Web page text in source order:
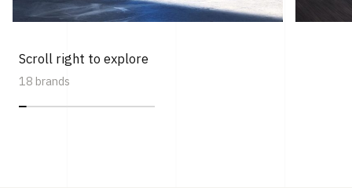
Scroll right to explore
18 brands